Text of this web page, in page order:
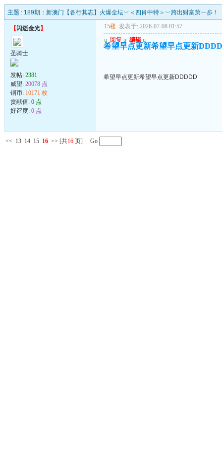
主题 : 189期：新澳门【各行其志】火爆全坛︶＜四肖中特＞︶跨出财富第一步！
【闪逝金光】
圣骑士
发帖: 2381
威望: 20078 点
铜币: 10171 枚
贡献值: 0 点
好评度: 0 点
15楼 发表于: 2026-07-08 01:57
u 回复 u 编辑 u
希望早点更新希望早点更新
希望早点更新希望早点更新DDDDD
<< 13 14 15 16 >> [共16 页] Go